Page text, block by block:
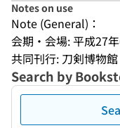
Notes on use
Note (General)：
会期・会場: 平成27
共同刊行: 刀剣博物館
Search by